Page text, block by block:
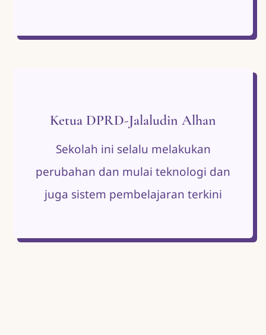
Ketua DPRD-Jalaludin Alhan
Sekolah ini selalu melakukan
perubahan dan mulai teknologi dan
juga sistem pembelajaran terkini